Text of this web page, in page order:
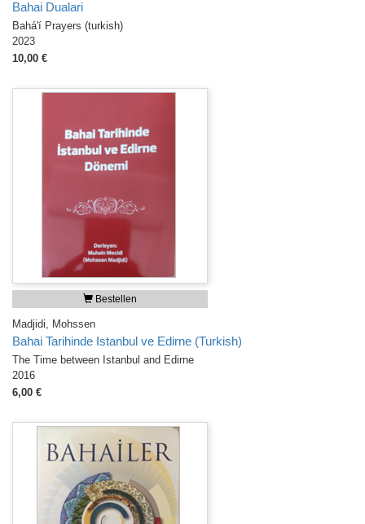
Bahai Dualari
Bahá'í Prayers (turkish)
2023
10,00 €
Bestellen
Madjidi, Mohssen
Bahai Tarihinde Istanbul ve Edirne (Turkish)
The Time between Istanbul and Edirne
2016
6,00 €